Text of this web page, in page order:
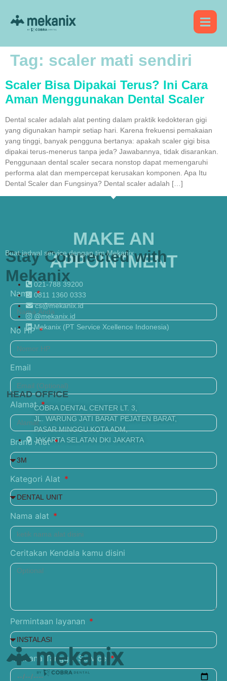
Tag: scaler mati sendiri
Scaler Bisa Dipakai Terus? Ini Cara
Aman Menggunakan Dental Scaler
Dental scaler adalah alat penting dalam praktik kedokteran gigi
yang digunakan hampir setiap hari. Karena frekuensi pemakaian
yang tinggi, banyak pengguna bertanya: apakah scaler gigi bisa
dipakai terus-menerus tanpa jeda? Jawabannya, tidak disarankan.
Penggunaan dental scaler secara nonstop dapat memengaruhi
performa alat dan mempercepat kerusakan komponen. Apa Itu
Dental Scaler dan Fungsinya? Dental scaler adalah […]
021-788 39200
0811 1360 0333
cs@mekanix.id
@mekanix.id
Mekanix (PT Service Xcellence Indonesia)
Stay Connected with
Mekanix
HEAD OFFICE
COBRA DENTAL CENTER LT. 3,
JL. WARUNG JATI BARAT PEJATEN BARAT,
PASAR MINGGU KOTA ADM,
JAKARTA SELATAN DKI JAKARTA
MAKE AN
APPOINTMENT
Buat jadwal service dengan tim Mekanix
Nama
No HP
Email
Alamat
Brand Alat
Kategori Alat
Nama alat
Ceritakan Kendala kamu disini
Permintaan layanan
Rencana Tanggal Service